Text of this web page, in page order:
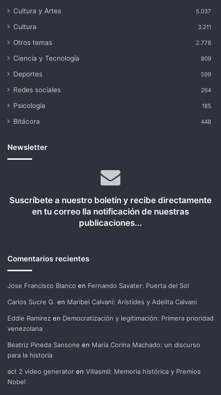
Cultura y Artes 5.037
Cultura 3.211
Otros temas 2.778
Ciencia y Tecnología 809
Deportes 599
Redes sociales 264
Psicología 185
Bitácora 448
Newsletter
Suscríbete a nuestro boletín y recibe directamente
en tu correo lla notificación de nuestras
publicaciones...
Comentarios recientes
Jose Francisco Blanco en Fernando Savater: Puerta del Sol
Carlos Sucre G. en Maribel Calvani: Arístides y Adelita Calvani
Eddie Ramirez en Democratización y legitimación: Primera prioridad
venezolana
Beatriz Pineda Sansone en María Corina Machado: un discurso
para la historia
act 2 video generator en Villasmil: Memoria histórica y Premios
Nobel